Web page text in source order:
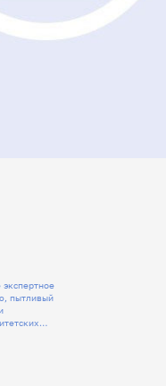
экспертное
пытливый